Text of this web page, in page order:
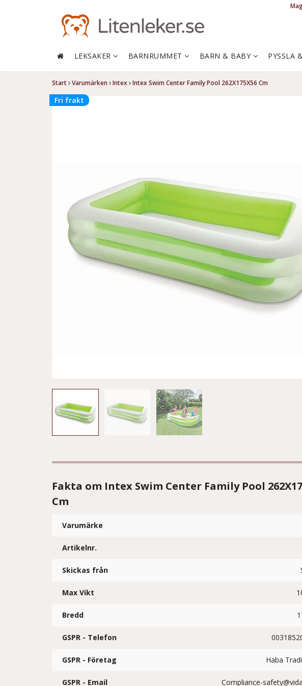
Start Varumärken Intex Intex Swim Center Family Pool 262X175X56 Cm
Fri frakt
Fakta om Intex Swim Center Family Pool
Cm
Varumärke
Artikelnr.
Skickas från
Max Vikt
Bredd
GSPR - Telefon
GSPR - Företag Haba
GSPR - Email Compliance-
LEKSAKER BARNRUMMET BARN & BABY PYSSLA